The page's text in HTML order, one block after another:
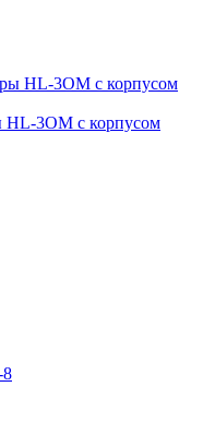
HL-3OM с корпусом